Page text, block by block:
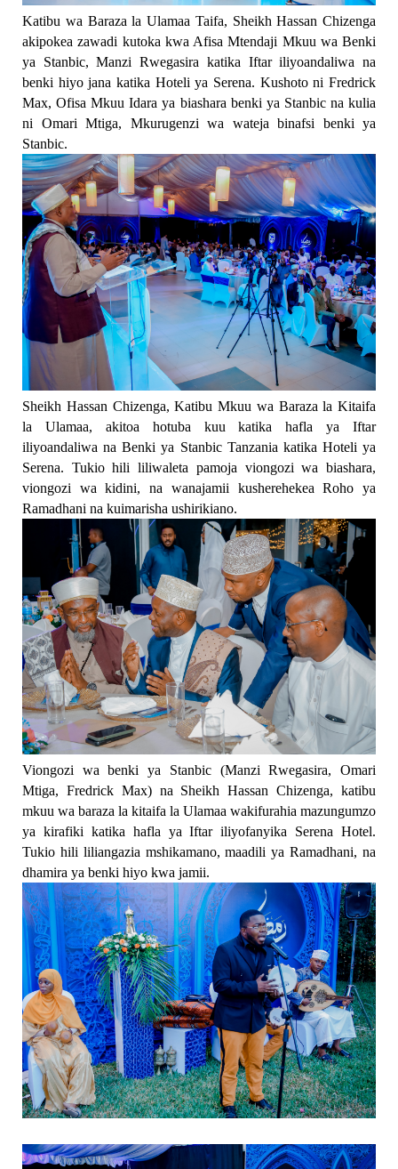
Katibu wa Baraza la Ulamaa Taifa, Sheikh Hassan Chizenga
akipokea zawadi kutoka kwa Afisa Mtendaji Mkuu wa Benki
ya Stanbic, Manzi Rwegasira katika Iftar iliyoandaliwa na
benki hiyo jana katika Hoteli ya Serena. Kushoto ni Fredrick
Max, Ofisa Mkuu Idara ya biashara benki ya Stanbic na kulia
ni Omari Mtiga, Mkurugenzi wa wateja binafsi benki ya
Stanbic.
Sheikh Hassan Chizenga, Katibu Mkuu wa Baraza la Kitaifa
la Ulamaa, akitoa hotuba kuu katika hafla ya Iftar
iliyoandaliwa na Benki ya Stanbic Tanzania katika Hoteli ya
Serena. Tukio hili liliwaleta pamoja viongozi wa biashara,
viongozi wa kidini, na wanajamii kusherehekea Roho ya
Ramadhani na kuimarisha ushirikiano.
Viongozi wa benki ya Stanbic (Manzi Rwegasira, Omari
Mtiga, Fredrick Max) na Sheikh Hassan Chizenga, katibu
mkuu wa baraza la kitaifa la Ulamaa wakifurahia mazungumzo
ya kirafiki katika hafla ya Iftar iliyofanyika Serena Hotel.
Tukio hili liliangazia mshikamano, maadili ya Ramadhani, na
dhamira ya benki hiyo kwa jamii.